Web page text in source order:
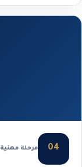
04 مرحلة مهنية